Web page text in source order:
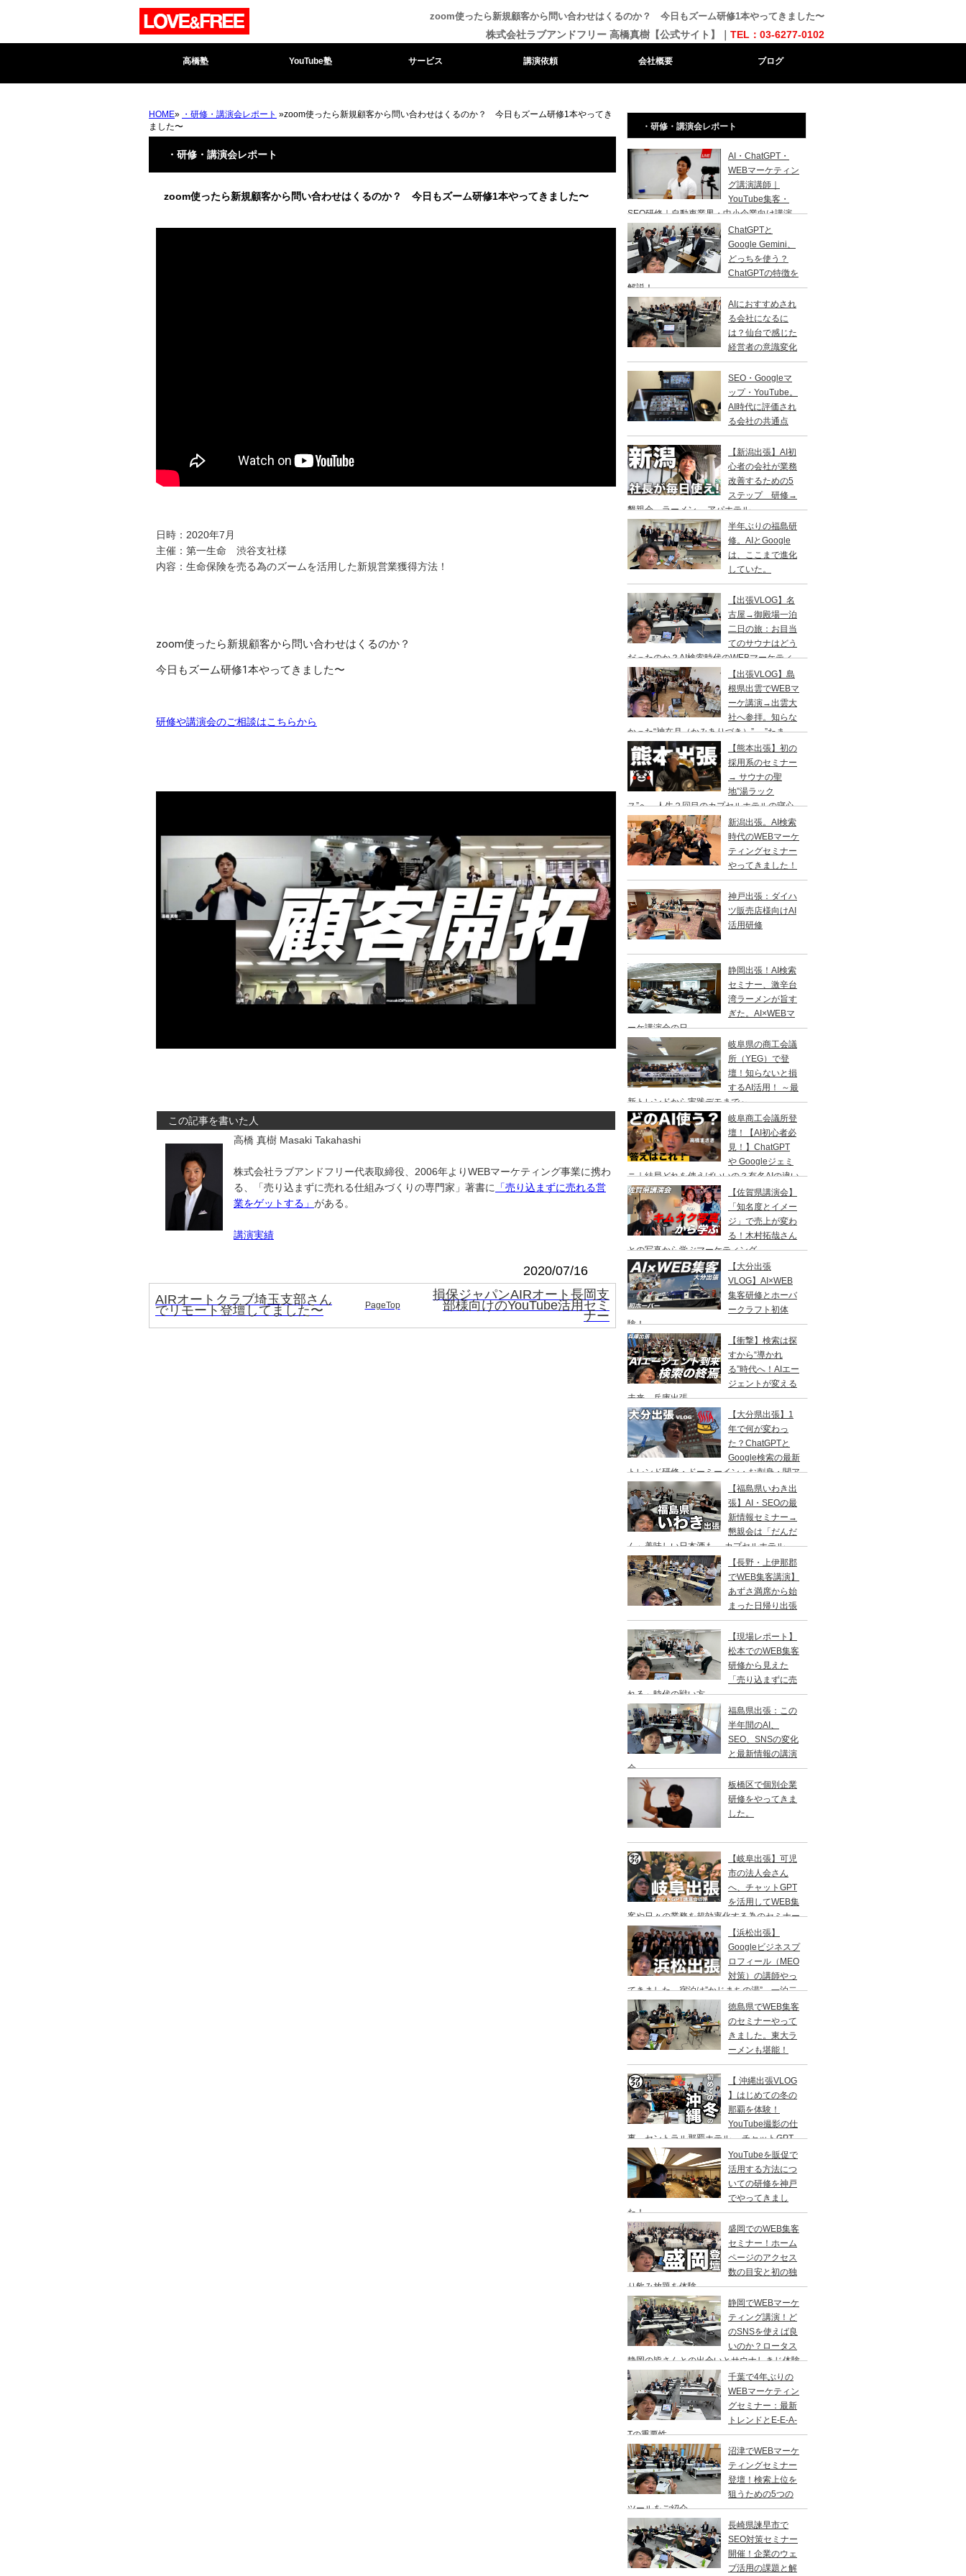
zoom使ったら新規顧客から問い合わせはくるのか？ 今日もズーム研修1本やってきました〜
株式会社ラブアンドフリー 高橋真樹【公式サイト】｜ TEL：03-6277-0102
高橋塾 YouTube塾 サービス 講演依頼 会社概要 ブログ
HOME» ・研修・講演会レポート »zoom使ったら新規顧客から問い合わせはくるのか？ 今日もズーム研修1本やってき
ました〜
・研修・講演会レポート
zoom使ったら新規顧客から問い合わせはくるのか？ 今日もズーム研修1本やってきました〜
日時：2020年7月
主催：第一生命 渋谷支社様
内容：生命保険を売る為のズームを活用した新規営業獲得方法！
zoom使ったら新規顧客から問い合わせはくるのか？
今日もズーム研修1本やってきました〜
研修や講演会のご相談はこちらから
この記事を書いた人
高橋 真樹 Masaki Takahashi
株式会社ラブアンドフリー代表取締役、2006年よりWEBマーケティング事業に携わ
る、「売り込まずに売れる仕組みづくりの専門家」著書に
「売り込まずに売れる営
業をゲットする」 がある。
講演実績
2020/07/16
AIRオートクラブ埼玉支部さん
でリモート登壇してました〜 PageTop
損保ジャパンAIRオート長岡支
部様向けのYouTube活用セミ
ナー
・研修・講演会レポート
AI・ChatGPT・
WEBマーケティン
グ講演講師｜
YouTube集客・
SEO研修｜自動車業界・中小企業向け講演
ChatGPTと
Google Gemini、
どっちを使う？
ChatGPTの特徴を
解説！
AIにおすすめされ
る会社になるに
は？仙台で感じた
経営者の意識変化
SEO・Googleマ
ップ・YouTube。
AI時代に評価され
る会社の共通点
【新潟出張】AI初
心者の会社が業務
改善するための5
ステップ 研修→
懇親会→ラーメン→ アパホテル
半年ぶりの福島研
修。AIとGoogle
は、ここまで進化
していた。
【出張VLOG】名
古屋→御殿場一泊
二日の旅：お目当
てのサウナはどう
だったのか？AI検索時代のWEBマーケティ
ングのセミナー&YouTube撮影の仕事旅
【出張VLOG】島
根県出雲でWEBマ
ーケ講演→出雲大
社へ参拝。知らな
かった“神在月（かみありづき）”→ ”たま
き”で出雲そば、ドーミーイン出雲でサウナ
【熊本出張】初の
採用系のセミナー
→ サウナの聖
地”湯ラック
ス”へ、人生２回目のカプセルホテルの寝心
地はいかに？
新潟出張。AI検索
時代のWEBマーケ
ティングセミナー
やってきました！
神戸出張：ダイハ
ツ販売店様向けAI
活用研修
静岡出張！AI検索
セミナー、激辛台
湾ラーメンが旨す
ぎた。AI×WEBマ
ーケ講演会の日
岐阜県の商工会議
所（YEG）で登
壇！知らないと損
するAI活用！ ～最
新トレンドから実践デモまで～
岐阜商工会議所登
壇！【AI初心者必
見！】ChatGPT
や Googleジェミ
ニ｜結局どれを使えばいいの？有名AIの違い
やユーザー数の比較
【佐賀県講演会】
「知名度とイメー
ジ」で売上が変わ
る！木村拓哉さん
との写真から学ぶマーケティング
【大分出張
VLOG】AI×WEB
集客研修とホーバ
ークラフト初体
験！
【衝撃】検索は探
すから“導かれ
る”時代へ！AIエー
ジェントが変える
未来 兵庫出張
【大分県出張】1
年で何が変わっ
た？ChatGPTと
Google検索の最新
トレンド研修・ドーミーイン・お刺身・関ア
ジ・サウナ
【福島県いわき出
張】AI・SEOの最
新情報セミナー→
懇親会は「だんだ
ん」美味しい日本酒も→ カプセルホテル
「リフレ」でサウナの一泊二日旅【長野・上伊那郡
でWEB集客講演】
あずさ満席から始
まった日帰り出張
【現場レポート】
松本でのWEB集客
研修から見えた
「売り込まずに売
れる」時代の戦い方
福島県出張：この
半年間のAI、
SEO、SNSの変化
と最新情報の講演
会
板橋区で個別企業
研修をやってきま
した。
【岐阜出張】可児
市の法人会さん
へ、チャットGPT
を活用してWEB集
客や日々の業務を超効率化する為のセミナー
をやってきました。2年ぶりの登壇です。一
泊二日の旅。
【浜松出張】
Googleビジネスプ
ロフィール（MEO
対策）の講師やっ
てきました。宿泊は”かじまちの湯”。一泊二
日の旅
徳島県でWEB集客
のセミナーやって
きました。東大ラ
ーメンも堪能！
【 沖縄出張VLOG
】はじめての冬の
那覇を体験！
YouTube撮影の仕
事→セントラル那覇ホテル→ チャットGPT
研修／高橋真樹
YouTubeを販促で
活用する方法につ
いての研修を神戸
でやってきまし
た！
盛岡でのWEB集客
セミナー！ホーム
ページのアクセス
数の目安と初の独
り飲み放題を体験
静岡でWEBマーケ
ティング講演！ど
のSNSを使えば良
いのか？ロータス
静岡の皆さんとの出会いとサウナしきじ体験
千葉で4年ぶりの
WEBマーケティン
グセミナー：最新
トレンドとE-E-A-
Tの重要性
沼津でWEBマーケ
ティングセミナー
登壇！検索上位を
狙うための5つの
ツールをご紹介
長崎県諫早市で
SEO対策セミナー
開催！企業のウェ
ブ活用の課題と解